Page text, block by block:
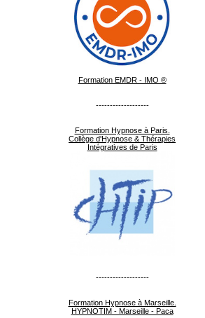
Formation EMDR - IMO ®
-------------------
Formation Hypnose à Paris.
Collège d'Hypnose & Thérapies
Intégratives de Paris
-------------------
Formation Hypnose à Marseille.
HYPNOTIM - Marseille - Paca